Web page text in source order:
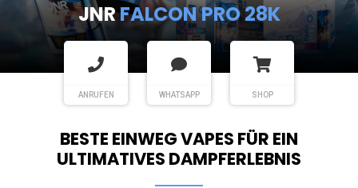
JNRSHISHA HOOKAH MAX
ANRUFEN WHATSAPP SHOP
BESTE EINWEG VAPES FÜR EIN
ULTIMATIVES DAMPFERLEBNIS